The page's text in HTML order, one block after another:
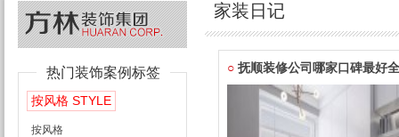
热门装饰案例标签
按风格 STYLE
按风格
家装日记
○ 抚顺装修公司哪家口碑最好